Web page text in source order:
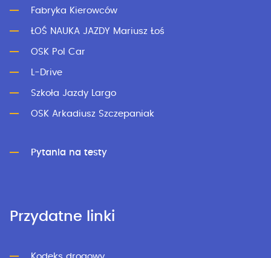
Fabryka Kierowców
ŁOŚ NAUKA JAZDY Mariusz Łoś
OSK Pol Car
L-Drive
Szkoła Jazdy Largo
OSK Arkadiusz Szczepaniak
Pytania na testy
Przydatne linki